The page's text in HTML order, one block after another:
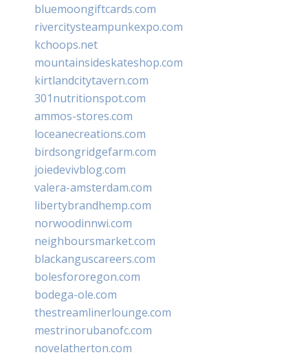
bluemoongiftcards.com
rivercitysteampunkexpo.com
kchoops.net
mountainsideskateshop.com
kirtlandcitytavern.com
301nutritionspot.com
ammos-stores.com
loceanecreations.com
birdsongridgefarm.com
joiedevivblog.com
valera-amsterdam.com
libertybrandhemp.com
norwoodinnwi.com
neighboursmarket.com
blackanguscareers.com
bolesfororegon.com
bodega-ole.com
thestreamlinerlounge.com
mestrinorubanofc.com
novelatherton.com